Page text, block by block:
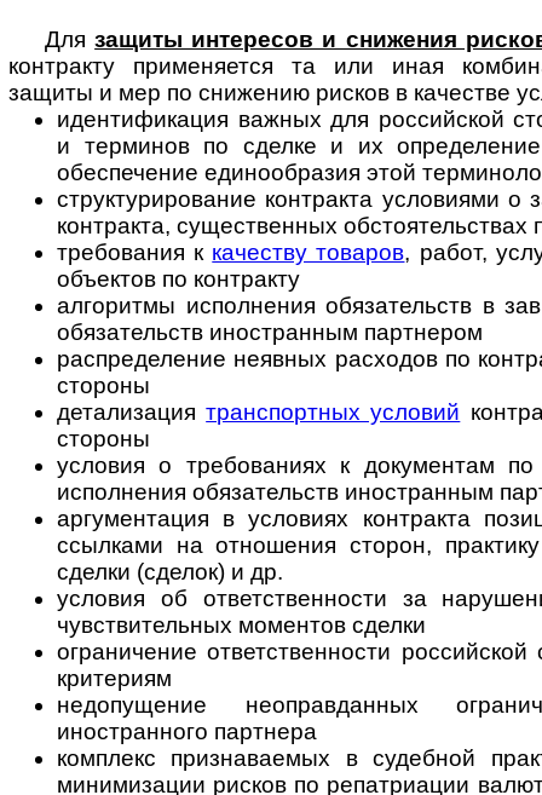
Длязащиты интересов и снижения
контракту применяется та или иная
защиты и мер по снижению рисков в качестве
идентификация важных для российской
и терминов по сделке и их
обеспечение единообразия этой
структурирование контракта условиями о
контракта, существенных обстоятельствах
требования к качеству товаров, работ,
объектов по контракту
алгоритмы исполнения обязательств в
обязательств иностранным партнером
распределение неявных расходов по
стороны
детализациятранспортных условий
стороны
условия о требованиях к документам по
исполнения обязательств иностранным
аргументация в условиях контракта
ссылками на отношения сторон,
сделки (сделок) и др.
условия об ответственности за
чувствительных моментов сделки
ограничение ответственности
критериям
недопущение неоправданных
иностранного партнера
комплекс признаваемых в судебной
минимизации рисков по репатриации